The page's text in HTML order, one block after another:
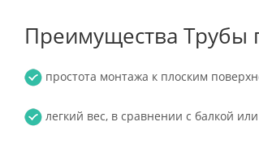
Преимущества Трубы
простота монтажа к плоским
легкий вес, в сравнении с балкой